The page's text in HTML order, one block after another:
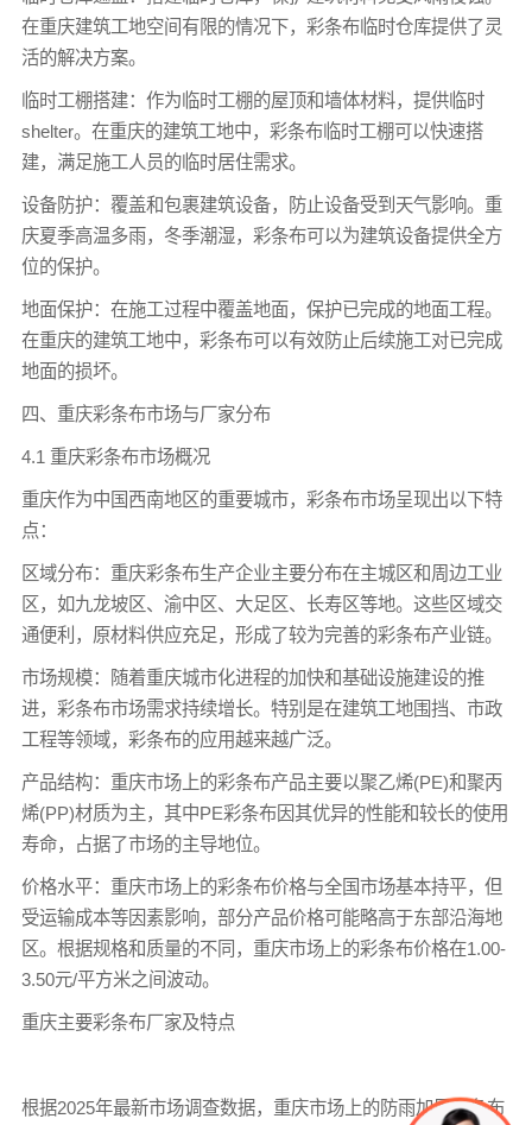
在重庆建筑工地空间有限的情况下，彩条布临时仓库提供了灵
活的解决方案。
临时工棚搭建：作为临时工棚的屋顶和墙体材料，提供临时
shelter。在重庆的建筑工地中，彩条布临时工棚可以快速搭
建，满足施工人员的临时居住需求。
设备防护：覆盖和包裹建筑设备，防止设备受到天气影响。重
庆夏季高温多雨，冬季潮湿，彩条布可以为建筑设备提供全方
位的保护。
地面保护：在施工过程中覆盖地面，保护已完成的地面工程。
在重庆的建筑工地中，彩条布可以有效防止后续施工对已完成
地面的损坏。
四、重庆彩条布市场与厂家分布
4.1 重庆彩条布市场概况
重庆作为中国西南地区的重要城市，彩条布市场呈现出以下特
点：
区域分布：重庆彩条布生产企业主要分布在主城区和周边工业
区，如九龙坡区、渝中区、大足区、长寿区等地。这些区域交
通便利，原材料供应充足，形成了较为完善的彩条布产业链。
市场规模：随着重庆城市化进程的加快和基础设施建设的推
进，彩条布市场需求持续增长。特别是在建筑工地围挡、市政
工程等领域，彩条布的应用越来越广泛。
产品结构：重庆市场上的彩条布产品主要以聚乙烯(PE)和聚丙
烯(PP)材质为主，其中PE彩条布因其优异的性能和较长的使用
寿命，占据了市场的主导地位。
价格水平：重庆市场上的彩条布价格与全国市场基本持平，但
受运输成本等因素影响，部分产品价格可能略高于东部沿海地
区。根据规格和质量的不同，重庆市场上的彩条布价格在1.00-
3.50元/平方米之间波动。
重庆主要彩条布厂家及特点
根据2025年最新市场调查数据，重庆市场上的防雨加厚彩条布